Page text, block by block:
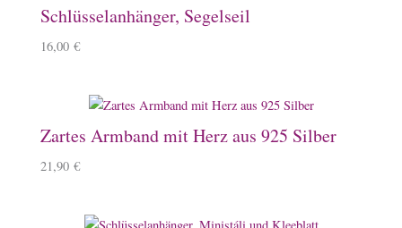
Schlüsselanhänger, Segelseil
16,00 €
Zartes Armband mit Herz aus 925 Silber
21,90 €